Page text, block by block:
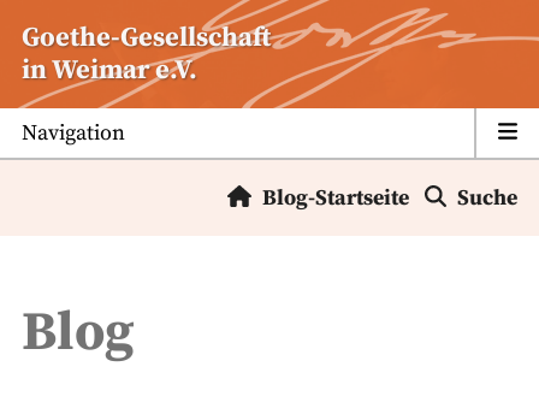
Inhalt
springen
Goethe-Gesellschaft
in Weimar e.V.
Navigation
Blog-Startseite Suche
Blog